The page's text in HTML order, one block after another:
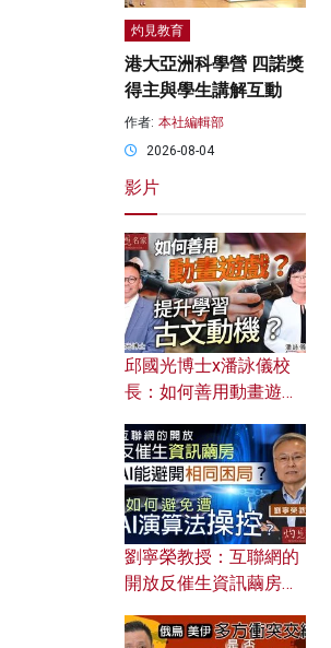
灼見教育
港大亞洲科學營 四諾獎
得主與學生講解互動
作者: 本社編輯部
2026-08-04
影片
邱國光博士x潘詠儀校
長：如何善用動畫遊戲
劉寧榮教授：互聯網的
開放反催生資訊繭房，
何避免遭AI演算法操